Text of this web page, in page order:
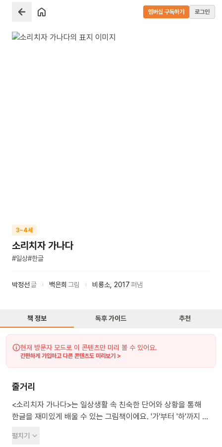
멤버십 구독하기 로그인
3~4세
소리치자 가나다
#일상#한글
박정선 글 백은희 그림 비룡소 2017펴냄
책 정보 독후 가이드 추천
현재 방문자 모드로 이 콘텐츠만 미리 볼 수 있어요.
간편하게 가입하고 다른 콘텐츠도 미리보기 >
줄거리
<소리치자 가나다>는 일상생활 속 친숙한 단어와 상황을 통해
한글을 재미있게 배울 수 있는 그림책이에요. '가'부터 '하'까지 각
강아지가 바지를 물고 늘어질 때 '가'라고 하고, 치과에 가서 입을
펼치기